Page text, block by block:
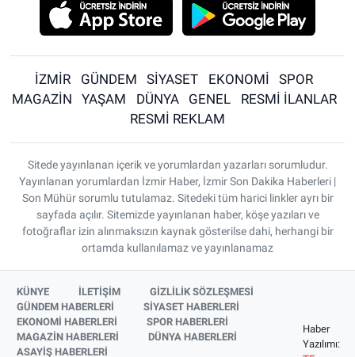
İZMİR GÜNDEM SİYASET EKONOMİ
SPOR
MAGAZİN
YAŞAM DÜNYA GENEL
RESMİ İLANLAR
RESMİ REKLAM
Sitede yayınlanan içerik ve yorumlardan yazarları sorumludur.
Yayınlanan yorumlardan İzmir Haber, İzmir Son Dakika Haberleri |
Son Mühür sorumlu tutulamaz. Sitedeki tüm harici linkler ayrı bir
sayfada açılır. Sitemizde yayınlanan haber, köşe yazıları ve
fotoğraflar izin alınmaksızın kaynak gösterilse dahi, herhangi bir
ortamda kullanılamaz ve yayınlanamaz
KÜNYE İLETİŞİM
GİZLİLİK SÖZLEŞMESİ
GÜNDEM HABERLERİ
SİYASET HABERLERİ
EKONOMİ HABERLERİ
SPOR HABERLERİ
MAGAZİN HABERLERİ
DÜNYA HABERLERİ
ASAYİŞ HABERLERİ
Haber
Yazılımı: